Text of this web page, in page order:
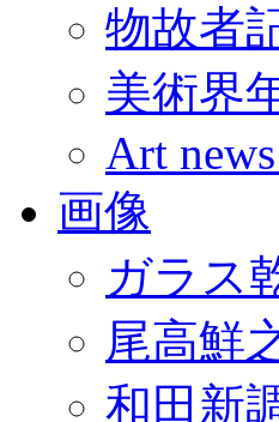
物故者
美術界
Art
画像
ガラス
尾高鮮
和田新